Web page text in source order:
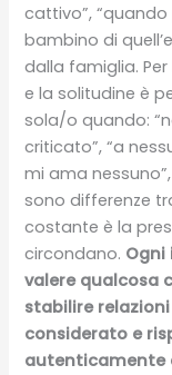
cattivo”,
bambino di
dalla famiglia.
e la solitudine è
sola/o quando:
criticato”, “a
mi ama
sono differenze
costante è la
circondano. Ogni
valere qualcosa
stabilire
considerato e
autenticamente